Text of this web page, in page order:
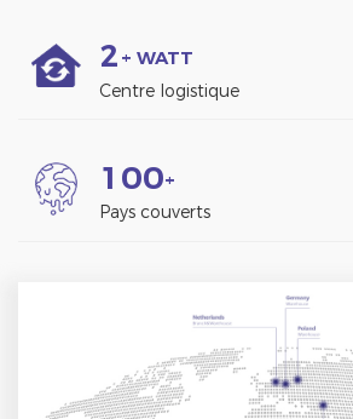
2 + WATT
Centre logistique
1 00+
Pays couverts